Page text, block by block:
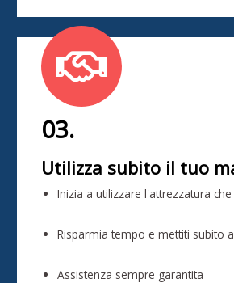
03.
Utilizza subito il tuo
Inizia a utilizzare l'attrezzatura
Risparmia tempo e mettiti subito
Assistenza sempre garantita